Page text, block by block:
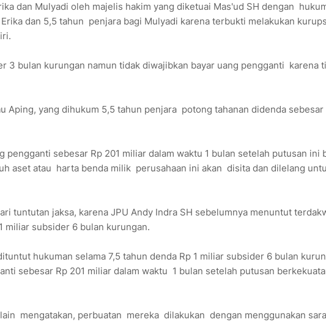
dan Mulyadi oleh majelis hakim yang diketuai Mas'ud SH dengan
dan 5,5 tahun penjara bagi Mulyadi karena terbukti melakukan
3 bulan kurungan namun tidak diwajibkan bayar uang pengganti karena
Aping, yang dihukum 5,5 tahun penjara potong tahanan didenda sebesar
pengganti sebesar Rp 201 miliar dalam waktu 1 bulan setelah putusan ini
aset atau harta benda milik perusahaan ini akan disita dan dilelang
tuntutan jaksa, karena JPU Andy Indra SH sebelumnya menuntut
miliar subsider 6 bulan kurungan.
hukuman selama 7,5 tahun denda Rp 1 miliar subsider 6 bulan
sebesar Rp 201 miliar dalam waktu 1 bulan setelah putusan
mengatakan, perbuatan mereka dilakukan dengan menggunakan